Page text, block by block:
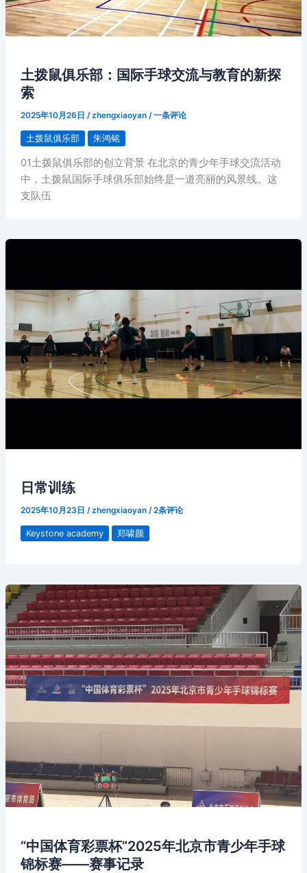
土拨鼠俱乐部：国际手球交流与教育的新探
索
2025年10月26日 /zhengxiaoyan /一条评论
土拨鼠俱乐部 朱鸿铭
01土拨鼠俱乐部的创立背景 在北京的青少年手球交流活动
中，土拨鼠国际手球俱乐部始终是一道亮丽的风景线。这
支队伍
日常训练
2025年10月23日 /zhengxiaoyan /2条评论
Keystone academy 郑啸颜
“中国体育彩票杯”2025年北京市青少年手球
锦标赛——赛事记录